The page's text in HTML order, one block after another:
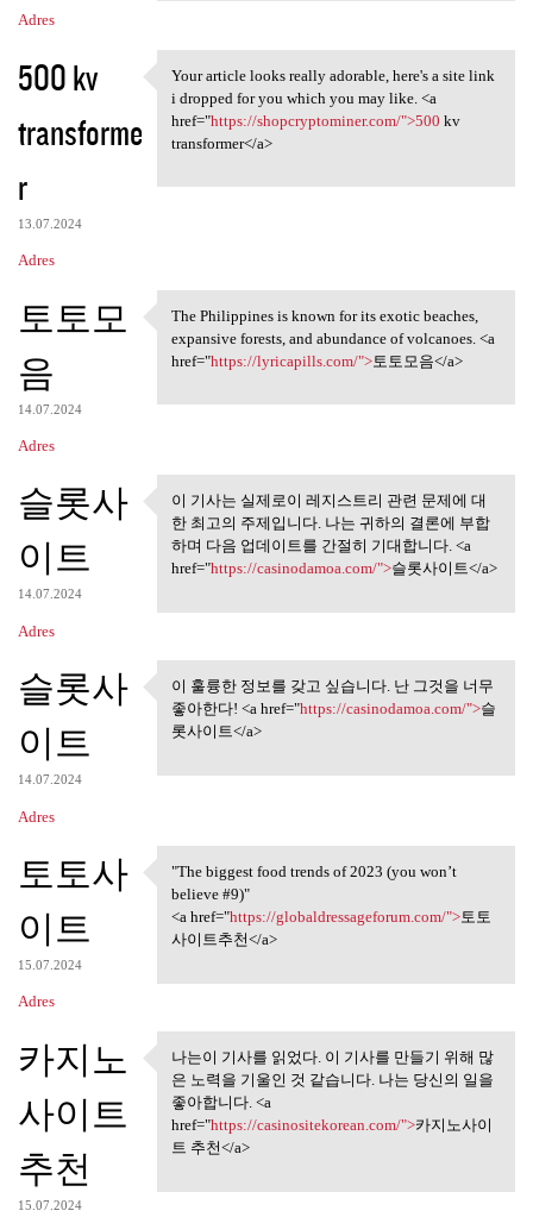
Adres
500 kv
transforme
r
13.07.2024
Adres
Your article looks really
Your article looks really adorable, here's a site link
i dropped for you which you may like. <a
href="https://shopcryptominer.com/">500 kv
transformer</a>
토토모
음
14.07.2024
Adres
The Philippines is known for
The Philippines is known for its exotic beaches,
expansive forests, and abundance of volcanoes. <a
href="https://lyricapills.com/">토토모음</a>
슬롯사
이트
14.07.2024
Adres
이 기사는 실제로이 레지스트리
관련 문제에 대한
이 기사는 실제로이 레지스트리 관련 문제에 대
한 최고의 주제입니다. 나는 귀하의 결론에 부합
하며 다음 업데이트를 간절히 기대합니다. <a
href="https://casinodamoa.com/">슬롯사이트</a>
슬롯사
이트
14.07.2024
Adres
이 훌륭한 정보를 갖고 싶습니다.
난 그것을 너무
이 훌륭한 정보를 갖고 싶습니다. 난 그것을 너무
좋아한다! <a href="https://casinodamoa.com/">슬
롯사이트</a>
토토사
이트
15.07.2024
Adres
"The biggest food trends of
"The biggest food trends of 2023 (you won’t
believe #9)"
<a href="https://globaldressageforum.com/">토토
사이트추천</a>
카지노
사이트
추천
15.07.2024
나는이 기사를 읽었다. 이 기사를
만들기 위해 많은
나는이 기사를 읽었다. 이 기사를 만들기 위해 많
은 노력을 기울인 것 같습니다. 나는 당신의 일을
좋아합니다. <a
href="https://casinositekorean.com/">카지노사이
트 추천</a>